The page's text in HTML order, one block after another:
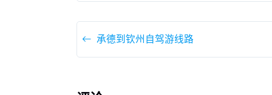
承德到钦州自驾游线路